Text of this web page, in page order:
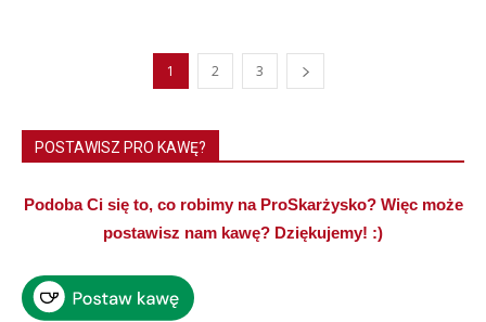
1 2 3
POSTAWISZ PRO KAWĘ?
Podoba Ci się to, co robimy na ProSkarżysko? Więc może
postawisz nam kawę? Dziękujemy! :)